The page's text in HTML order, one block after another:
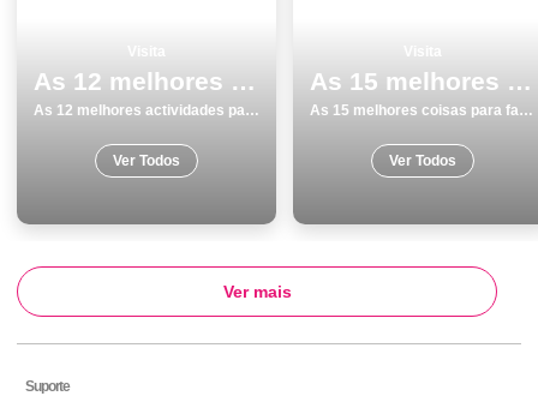
As 12 melhores actividades para fazer e visitar em GuimarÃ£es
As 12 melhores actividades para fazer e visitar em GuimarÃ£es
Ver Todos
As 15 melhores coisas para fazer e visitar em Lagos
As 15 melhores coisas para fazer e visitar em Lagos
Ver Todos
Ver mais
Suporte